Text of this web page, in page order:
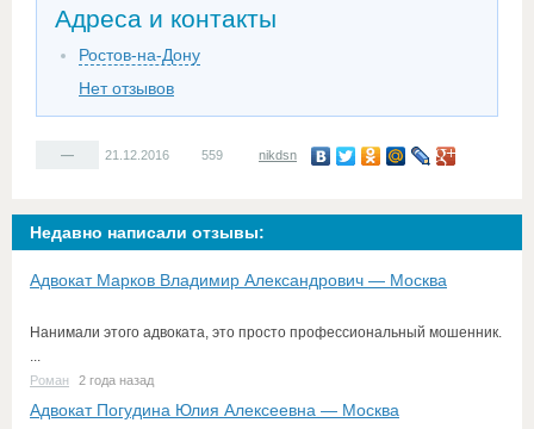
Адреса и контакты
Ростов-на-Дону
Нет отзывов
— 21.12.2016 559 nikdsn
Недавно написали отзывы:
Адвокат Марков Владимир Александрович — Москва
Нанимали этого адвоката, это просто профессиональный мошенник.
...
Роман 2 года назад
Адвокат Погудина Юлия Алексеевна — Москва